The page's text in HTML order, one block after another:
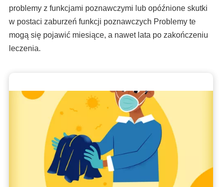
problemy z funkcjami poznawczymi lub opóźnione skutki
w postaci zaburzeń funkcji poznawczych Problemy te
mogą się pojawić miesiące, a nawet lata po zakończeniu
leczenia.